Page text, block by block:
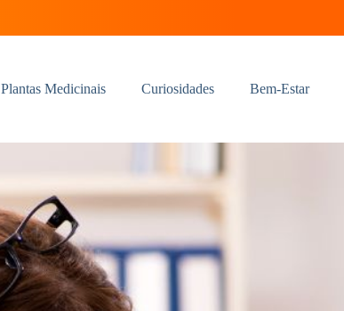
Plantas Medicinais Curiosidades Bem-Estar